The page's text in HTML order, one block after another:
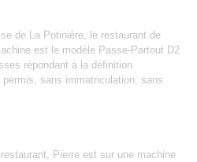
de La Potinière, le restaurant de
est le modèle Passe-Partout D2
répondant à la définition
sans immatriculation, sans
Pierre est sur une machine